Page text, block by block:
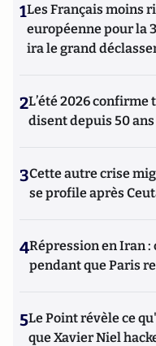
1Les Français moins
européenne pour la
ira le grand
2L’été 2026 confirme
disent depuis 50
3Cette autre crise
se profile après
4Répression en Iran
pendant que Paris
5Le Point révèle ce
que Xavier Niel